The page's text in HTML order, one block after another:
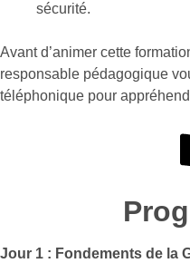
sécurité.
Avant d’animer cette
responsable pédagogique
téléphonique pour
Jour 1 : Fondements de la